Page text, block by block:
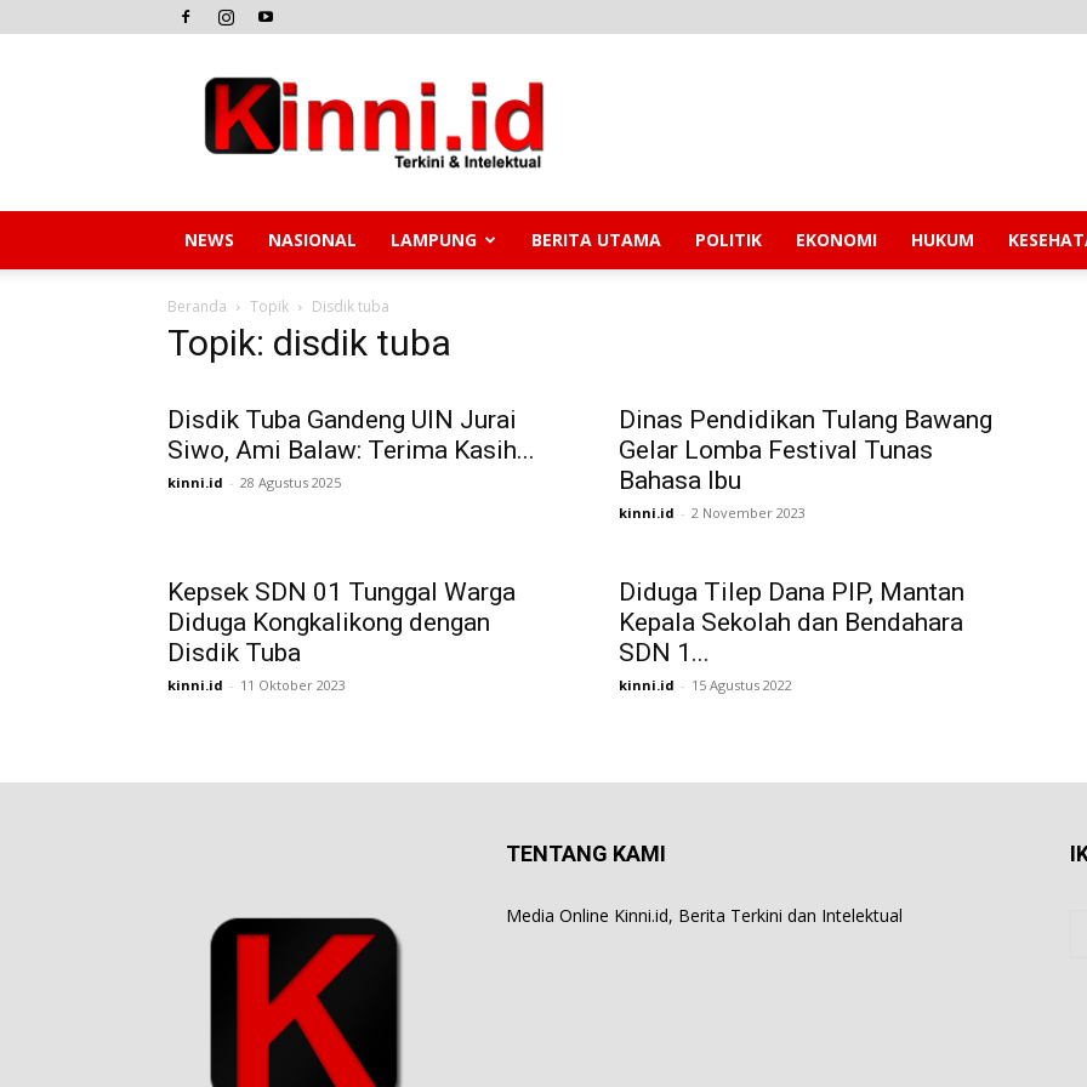
Kinni.id
NEWS NASIONAL LAMPUNG BERITA UTAMA POLITIK EKONOMI HUKUM
Beranda Topik Disdik tuba
Topik: disdik tuba
Disdik Tuba Gandeng UIN Jurai
Siwo, Ami Balaw: Terima Kasih...
kinni.id - 28 Agustus 2025
Dinas Pendidikan Tulang Bawang
Gelar Lomba Festival Tunas
Bahasa Ibu
kinni.id - 2 November 2023
Kepsek SDN 01 Tunggal Warga
Diduga Kongkalikong dengan
Disdik Tuba
kinni.id - 11 Oktober 2023
Diduga Tilep Dana PIP, Mantan
Kepala Sekolah dan Bendahara
SDN 1...
kinni.id - 15 Agustus 2022
TENTANG KAMI
Media Online Kinni.id, Berita Terkini dan Intelektual